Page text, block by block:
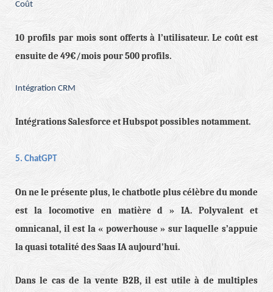
Coût
10 profils par mois sont offerts à l’utilisateur. Le coût est
ensuite de 49€/mois pour 500 profils.
Intégration CRM
Intégrations Salesforce et Hubspot possibles notamment.
5. ChatGPT
On ne le présente plus, le chatbotle plus célèbre du monde
est la locomotive en matière d » IA. Polyvalent et
omnicanal, il est la « powerhouse » sur laquelle s’appuie
la quasi totalité des Saas IA aujourd’hui.
Dans le cas de la vente B2B, il est utile à de multiples